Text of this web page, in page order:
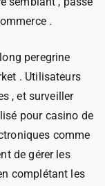
.
peregrine
. Utilisateurs
, et surveiller
pour casino de
comme
de gérer les
complétant les